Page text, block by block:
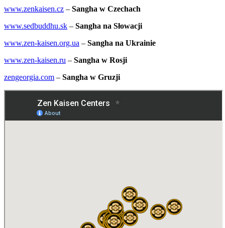
www.zenkaisen.cz – Sangha w Czechach
www.sedbuddhu.sk – Sangha na Słowacji
www.zen-kaisen.org.ua – Sangha na Ukrainie
www.zen-kaisen.ru – Sangha w Rosji
zengeorgia.com – Sangha w Gruzji